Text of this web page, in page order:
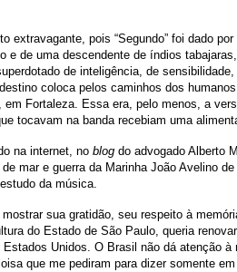
extravagante, pois “Segundo” foi dado
de uma descendente de índios
de inteligência, de
coloca pelos caminhos dos
Fortaleza. Essa era, pelo menos, a
tocavam na banda recebiam uma
na internet, no blog do advogado Alberto
mar e guerra da Marinha João Avelino
da música.
sua gratidão, seu respeito à
do Estado de São Paulo, queria
Unidos. O Brasil não dá
que me pediram para dizer somente